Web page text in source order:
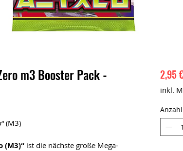
m3 Booster Pack -
(M3)
(M3)“ ist die nächste große Mega-
2,95
inkl.
Anzahl